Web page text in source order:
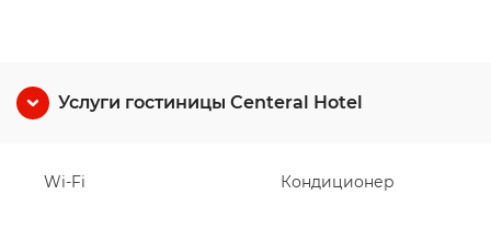
Услуги гостиницы Centeral Hotel
Wi-Fi Кондиционер